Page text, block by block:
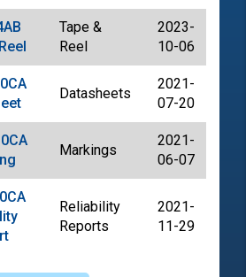
Tape &
Reel
2023-
10-06
Datasheets
2021-
07-20
Markings
2021-
06-07
Reliability
Reports
2021-
11-29